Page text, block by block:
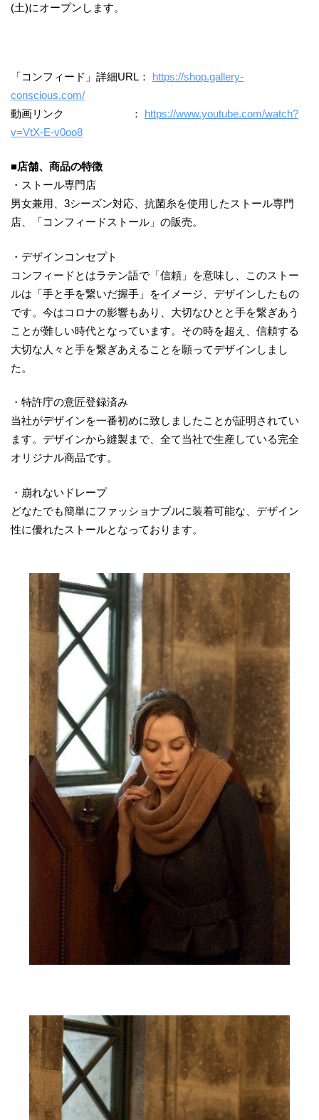
(土)にオープンします。
「コンフィード」詳細URL： https://shop.gallery-
conscious.com/
動画リンク ： https://www.youtube.com/watch?
v=VtX-E-v0oo8
■店舗、商品の特徴
・ストール専門店
男女兼用、3シーズン対応、抗菌糸を使用したストール専門
店、「コンフィードストール」の販売。
・デザインコンセプト
コンフィードとはラテン語で「信頼」を意味し、このストー
ルは「手と手を繋いだ握手」をイメージ、デザインしたもの
です。今はコロナの影響もあり、大切なひとと手を繋ぎあう
ことが難しい時代となっています。その時を超え、信頼する
大切な人々と手を繋ぎあえることを願ってデザインしまし
た。
・特許庁の意匠登録済み
当社がデザインを一番初めに致しましたことが証明されてい
ます。デザインから縫製まで、全て当社で生産している完全
オリジナル商品です。
・崩れないドレープ
どなたでも簡単にファッショナブルに装着可能な、デザイン
性に優れたストールとなっております。